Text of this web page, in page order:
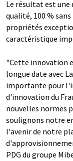
Le résultat est une
qualité, 100 %
propriétés
caractéristique
"Cette innovation
longue date avec
importante pour
d'innovation du
nouvelles normes
soulignons notre
l'avenir de notre
PDG du groupe